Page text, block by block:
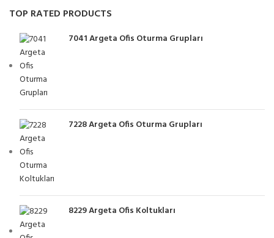
TOP RATED PRODUCTS
7041 Argeta Ofis Oturma Grupları
7228 Argeta Ofis Oturma Grupları
8229 Argeta Ofis Koltukları